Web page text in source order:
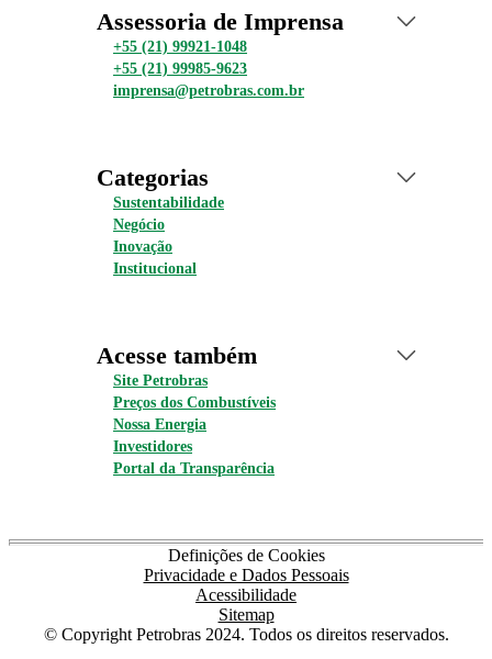
Assessoria de Imprensa
+55 (21) 99921-1048
+55 (21) 99985-9623
imprensa@petrobras.com.br
Categorias
Sustentabilidade
Negócio
Inovação
Institucional
Acesse também
Site Petrobras
Preços dos Combustíveis
Nossa Energia
Investidores
Portal da Transparência
Definições de Cookies
Privacidade e Dados Pessoais
Acessibilidade
Sitemap
© Copyright Petrobras 2024. Todos os direitos reservados.